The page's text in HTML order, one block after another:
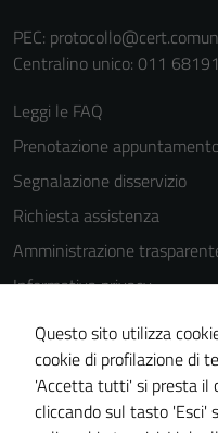
PEC:
Centralino unico: 011 68191
Leggi le FAQ
Prenotazione
Segnalazione disservizio
Richiesta assistenza
Amministrazione
Informativa privacy
Cookie Policy
Note legali
Dichiarazione di accessibilità
Piano di miglioramento del
Questo sito utilizza
cookie di profilazione di
'Accetta tutti' si presta il
cliccando sul tasto 'Esci'